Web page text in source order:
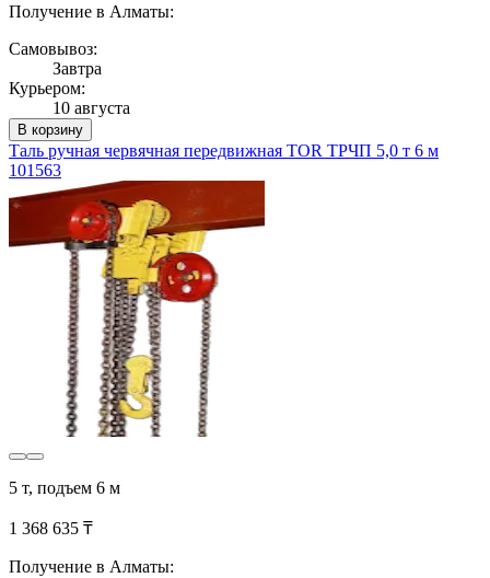
Получение в Алматы:
Самовывоз:
Завтра
Курьером:
10 августа
В корзину
Таль ручная червячная передвижная TOR ТРЧП 5,0 т 6 м
101563
5 т, подъем 6 м
1 368 635 ₸
Получение в Алматы: